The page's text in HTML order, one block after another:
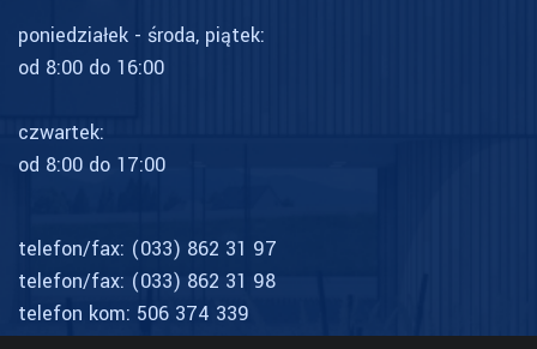
poniedziałek - środa, piątek:
od 8:00 do 16:00
czwartek:
od 8:00 do 17:00
telefon/fax: (033) 862 31 97
telefon/fax: (033) 862 31 98
telefon kom: 506 374 339